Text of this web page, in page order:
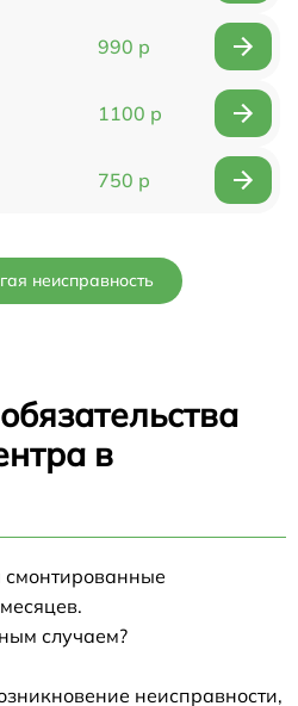
990 р
1100 р
750 р
неисправность
в
смонтированные
случаем?
неисправности,